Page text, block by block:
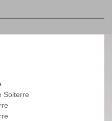
Solterre